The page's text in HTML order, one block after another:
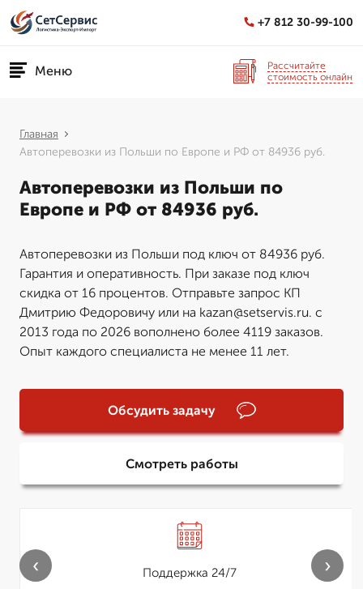
+7 812 30-99-100
Меню
Рассчитайте
стоимость онлайн
Главная
Автоперевозки из Польши по Европе и РФ от 84936 руб.
Автоперевозки из Польши по
Европе и РФ от 84936 руб.
Автоперевозки из Польши под ключ от 84936 руб.
Гарантия и оперативность. При заказе под ключ
скидка от 16 процентов. Отправьте запрос КП
Дмитрию Федоровичу или на kazan@setservis.ru. с
2013 года по 2026 вополнено более 4119 заказов.
Опыт каждого специалиста не менее 11 лет.
Обсудить задачу
Смотреть работы
Поддержка 24/7
‹ ›